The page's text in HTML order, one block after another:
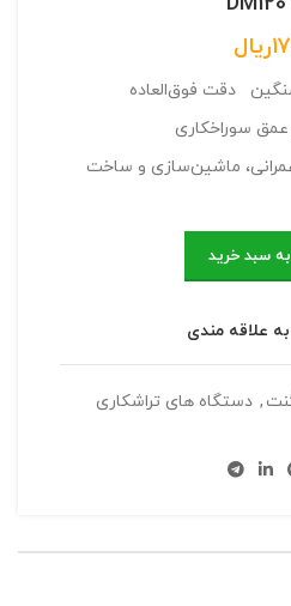
ریال
دقت فوق‌العاده
سوراخکاری
ماشین‌سازی و ساخت
سبد خرید
علاقه مندی
, دستگاه های تراشکاری